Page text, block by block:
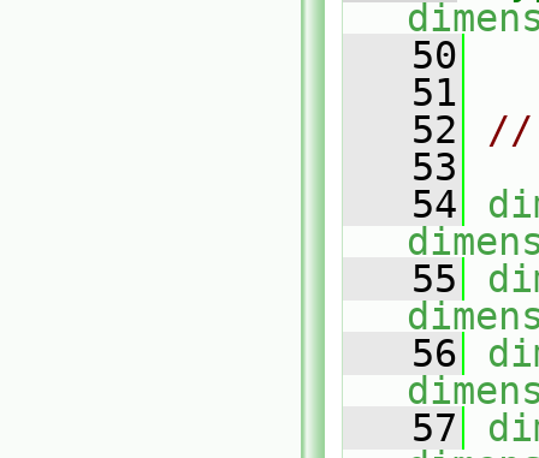
   50
   51
   52
//
   53
   54
   55
   56
   57